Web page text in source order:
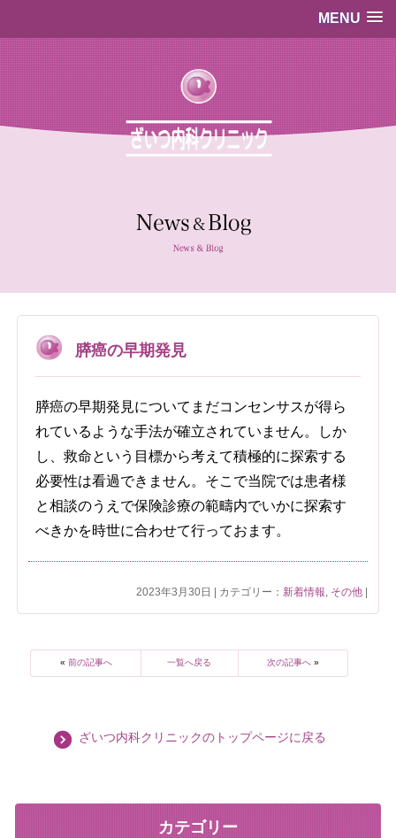
MENU
膵癌の早期発見
膵癌の早期発見についてまだコンセンサスが得ら
れているような手法が確立されていません。しか
し、救命という目標から考えて積極的に探索する
必要性は看過できません。そこで当院では患者様
と相談のうえで保険診療の範疇内でいかに探索す
べきかを時世に合わせて行っておます。
2023年3月30日 | カテゴリー： 新着情報 その他|
« 前の記事へ 一覧へ戻る 次の記事へ»
ざいつ内科クリニックのトップページに戻る
カテゴリー